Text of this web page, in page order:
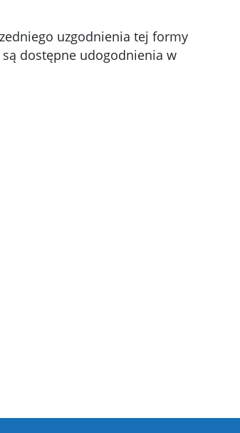
uzgodnienia tej formy
są dostępne udogodnienia w